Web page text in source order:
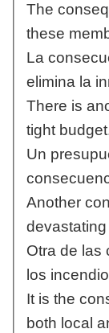
The
these
La
elimina la
There is
tight
Un
Another
devastating
Otra de las
los
It is the
both local